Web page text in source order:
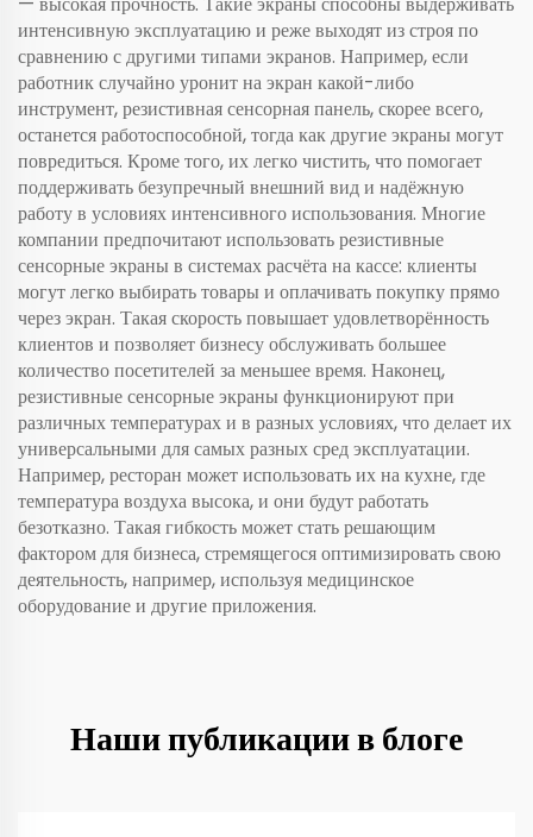
интенсивную эксплуатацию и реже выходят из строя по
сравнению с другими типами экранов. Например, если
работник случайно уронит на экран какой-либо
инструмент, резистивная сенсорная панель, скорее всего,
останется работоспособной, тогда как другие экраны могут
повредиться. Кроме того, их легко чистить, что помогает
поддерживать безупречный внешний вид и надёжную
работу в условиях интенсивного использования. Многие
компании предпочитают использовать резистивные
сенсорные экраны в системах расчёта на кассе: клиенты
могут легко выбирать товары и оплачивать покупку прямо
через экран. Такая скорость повышает удовлетворённость
клиентов и позволяет бизнесу обслуживать большее
количество посетителей за меньшее время. Наконец,
резистивные сенсорные экраны функционируют при
различных температурах и в разных условиях, что делает их
универсальными для самых разных сред эксплуатации.
Например, ресторан может использовать их на кухне, где
температура воздуха высока, и они будут работать
безотказно. Такая гибкость может стать решающим
фактором для бизнеса, стремящегося оптимизировать свою
деятельность, например, используямедицинское
оборудованиеи другие приложения.
Наши публикации в блоге